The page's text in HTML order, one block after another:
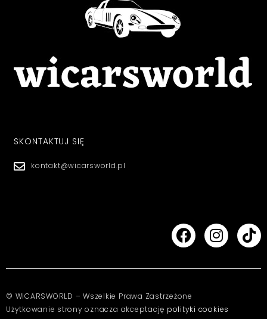
SKONTAKTUJ SIĘ
kontakt@wicarsworld.pl
© WICARSWORLD – Wszelkie Prawa Zastrzeżone
Użytkowanie strony oznacza akceptację polityki cookies